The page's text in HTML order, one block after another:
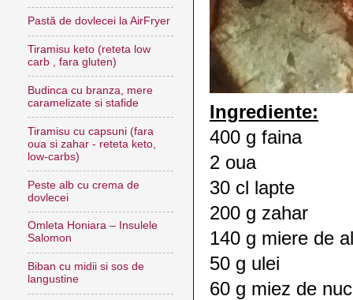
Ingrediente:
400 g faina
2 oua
30 cl lapte
200 g zahar
140 g miere de
50 g ulei
60 g miez de
Pastă de dovlecei la AirFryer
Tiramisu keto (reteta low
carb , fara gluten)
Budinca cu branza, mere
caramelizate si stafide
Tiramisu cu capsuni (fara
oua si zahar - reteta keto,
low-carbs)
Peste alb cu crema de
dovlecei
Omleta Honiara – Insulele
Salomon
Biban cu midii si sos de
langustine